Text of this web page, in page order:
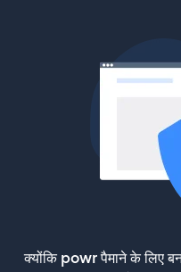
क्योंकि powr पैमाने के लिए